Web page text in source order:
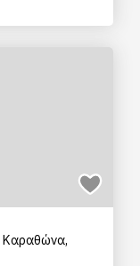
Καραθώνα,